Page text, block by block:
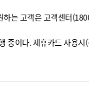
는 고객은 고객센터
이다. 제휴카드 사용시